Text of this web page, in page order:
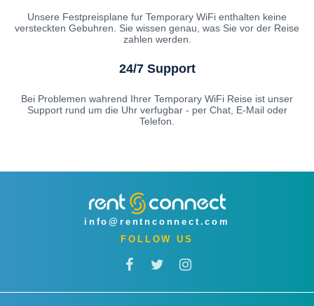
Unsere Festpreisplane fur Temporary WiFi enthalten keine
versteckten Gebuhren. Sie wissen genau, was Sie vor der Reise
zahlen werden.
24/7 Support
Bei Problemen wahrend Ihrer Temporary WiFi Reise ist unser
Support rund um die Uhr verfugbar - per Chat, E-Mail oder
Telefon.
info@rentnconnect.com
FOLLOW US